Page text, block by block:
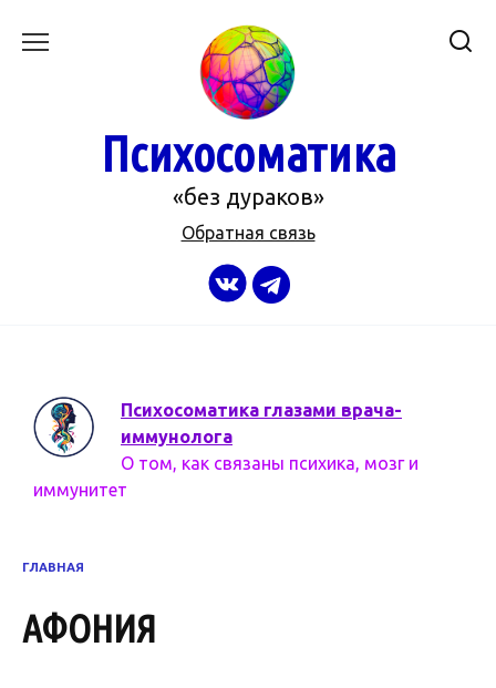
Психосоматика
«без дураков»
Обратная связь
Психосоматика глазами врача-
иммунолога
О том, как связаны психика, мозг и
иммунитет
ГЛАВНАЯ
АФОНИЯ